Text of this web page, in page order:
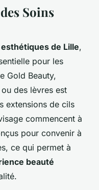
Soins
de Lille,
pour les
Gold Beauty,
des lèvres est
extensions de cils
commencent à
pour convenir à
ce qui permet à
beauté